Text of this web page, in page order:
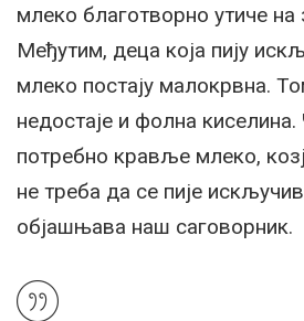
млеко благотворно утиче
Међутим, деца која пију
млеко постају малокрвна.
недостаје и фолна киселина.
потребно кравље млеко,
не треба да се пије
објашњава наш саговорник.